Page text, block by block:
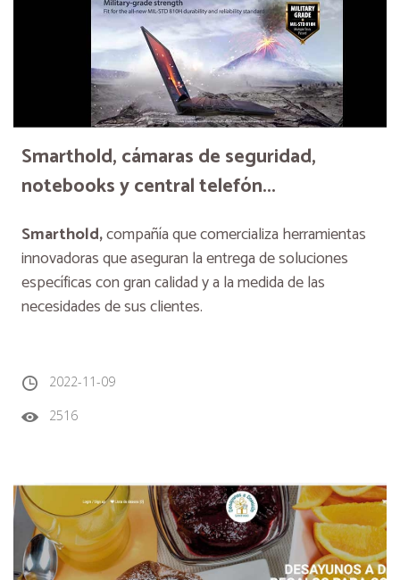
Smarthold, cámaras de seguridad,
notebooks y central telefón...
Smarthold,compañía que comercializa herramientas
innovadoras que aseguran la entrega de soluciones
específicas con gran calidad y a la medida de las
necesidades de sus clientes.
2022-11-09
2516